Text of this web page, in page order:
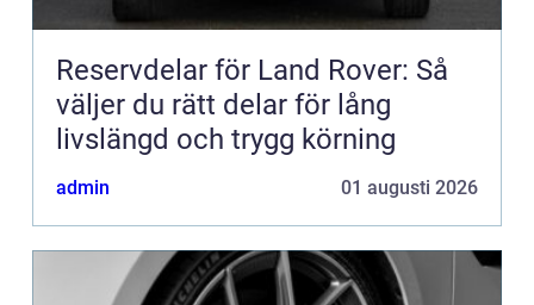
Reservdelar för Land Rover: Så
väljer du rätt delar för lång
livslängd och trygg körning
admin 01 augusti 2026